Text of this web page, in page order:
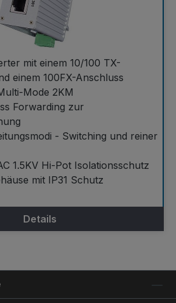
mit einem 10/100 TX-
einem 100FX-Anschluss
Mode 2KM
Forwarding zur
- Switching und reiner
1.5KV Hi-Pot Isolationsschutz
mit IP31 Schutz
Details